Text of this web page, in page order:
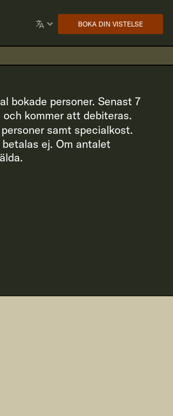
BOKA DIN VISTELSE
bokade personer. Senast 7
kommer att debiteras.
samt specialkost.
ej. Om antalet